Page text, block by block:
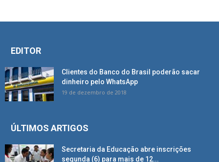
EDITOR
Clientes do Banco do Brasil poderão sacar
dinheiro pelo WhatsApp
19 de dezembro de 2018
ÚLTIMOS ARTIGOS
Secretaria da Educação abre inscrições
segunda (6) para mais de 12...